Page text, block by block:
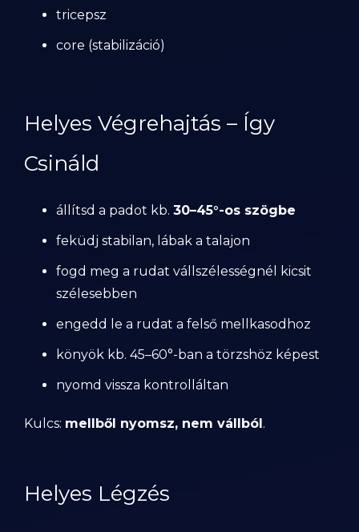
tricepsz
core (stabilizáció)
Helyes Végrehajtás – Így
Csináld
állítsd a padot kb. 30–45°-os szögbe
feküdj stabilan, lábak a talajon
fogd meg a rudat vállszélességnél kicsit
szélesebben
engedd le a rudat a felső mellkasodhoz
könyök kb. 45–60°-ban a törzshöz képest
nyomd vissza kontrolláltan
Kulcs: mellből nyomsz, nem vállból.
Helyes Légzés